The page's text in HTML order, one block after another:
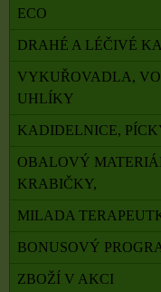
ECO
DRAHÉ A LÉČIVÉ
VYKUŘOVADLA,
UHLÍKY
KADIDELNICE,
OBALOVÝ
KRABIČKY,
MILADA
BONUSOVÝ
ZBOŽÍ V AKCI